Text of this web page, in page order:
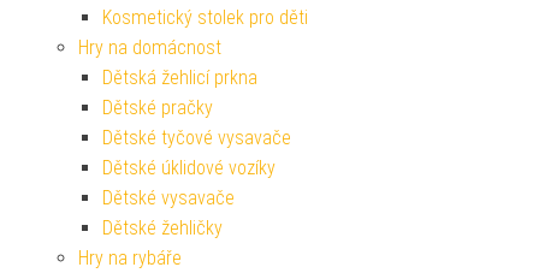
Kosmetický stolek pro děti
Hry na domácnost
Dětská žehlicí prkna
Dětské pračky
Dětské tyčové vysavače
Dětské úklidové vozíky
Dětské vysavače
Dětské žehličky
Hry na rybáře